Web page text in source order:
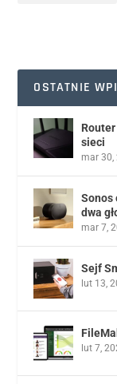
OSTATNIE
sieci
mar 30,
Sonos
dwa
mar 7,
Sejf
lut 13,
lut 7,